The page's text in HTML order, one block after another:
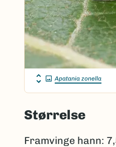
Apatania zonella
Størrelse
Framvinge hann: